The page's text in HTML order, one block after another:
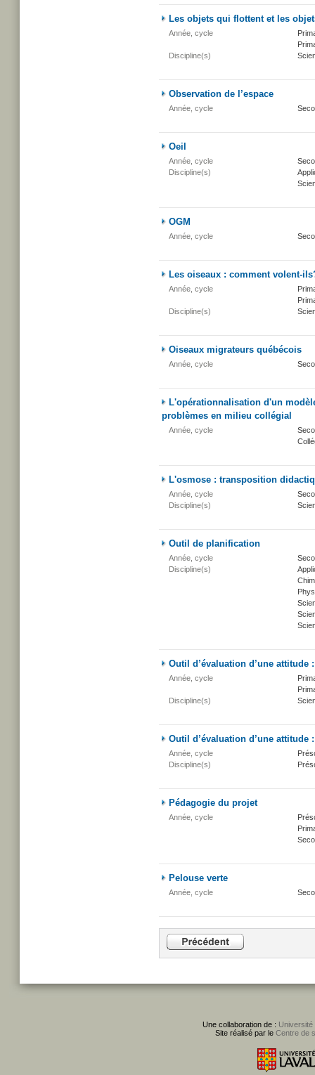
Les objets qui flottent et les
Année, cycle
Discipline(s)
Observation de l’espace
Année, cycle
Oeil
Année, cycle
Discipline(s)
OGM
Année, cycle
Les oiseaux : comment volent-
Année, cycle
Discipline(s)
Oiseaux migrateurs québécois
Année, cycle
L'opérationnalisation d'un
problèmes en milieu collégial
Année, cycle
L'osmose : transposition
Année, cycle
Discipline(s)
Outil de planification
Année, cycle
Discipline(s)
Outil d’évaluation d’une attitude
Année, cycle
Discipline(s)
Outil d’évaluation d’une attitude
Année, cycle
Discipline(s)
Pédagogie du projet
Année, cycle
Pelouse verte
Année, cycle
Une collaboration de : Université
Site réalisé par le Centre de